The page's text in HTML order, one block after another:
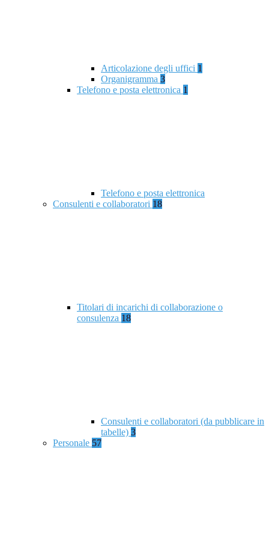
Articolazione degli uffici 1
Organigramma 3
Telefono e posta elettronica 1
Telefono e posta elettronica
Consulenti e collaboratori 18
Titolari di incarichi di collaborazione o
consulenza 18
Consulenti e collaboratori (da pubblicare in
tabelle) 3
Personale 57